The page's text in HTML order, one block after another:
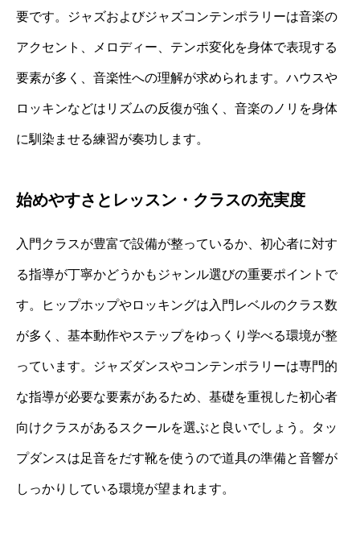
要です。ジャズおよびジャズコンテンポラリーは音楽の
アクセント、メロディー、テンポ変化を身体で表現する
要素が多く、音楽性への理解が求められます。ハウスや
ロッキンなどはリズムの反復が強く、音楽のノリを身体
に馴染ませる練習が奏功します。
始めやすさとレッスン・クラスの充実度
入門クラスが豊富で設備が整っているか、初心者に対す
る指導が丁寧かどうかもジャンル選びの重要ポイントで
す。ヒップホップやロッキングは入門レベルのクラス数
が多く、基本動作やステップをゆっくり学べる環境が整
っています。ジャズダンスやコンテンポラリーは専門的
な指導が必要な要素があるため、基礎を重視した初心者
向けクラスがあるスクールを選ぶと良いでしょう。タッ
プダンスは足音をだす靴を使うので道具の準備と音響が
しっかりしている環境が望まれます。